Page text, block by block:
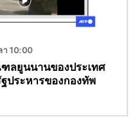
า 10:00
ลยูนนานของประเทศ
ประหารของกองทัพ